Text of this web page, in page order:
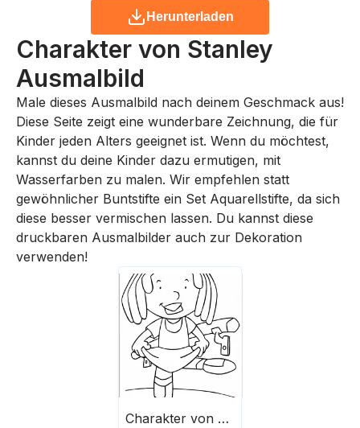
Herunterladen
Charakter von Stanley
Ausmalbild
Male dieses Ausmalbild nach deinem Geschmack aus!
Diese Seite zeigt eine wunderbare Zeichnung, die für
Kinder jeden Alters geeignet ist. Wenn du möchtest,
kannst du deine Kinder dazu ermutigen, mit
Wasserfarben zu malen. Wir empfehlen statt
gewöhnlicher Buntstifte ein Set Aquarellstifte, da sich
diese besser vermischen lassen. Du kannst diese
druckbaren Ausmalbilder auch zur Dekoration
verwenden!
Charakter von Stanley